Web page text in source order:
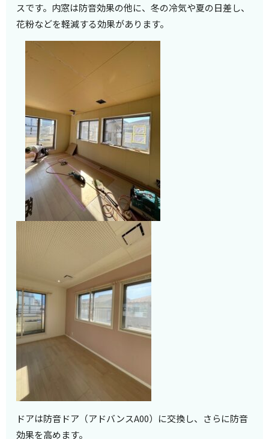
スです。内窓は防音効果の他に、冬の冷気や夏の日差し、
花粉などを軽減する効果があります。
ドアは防音ドア（アドバンスA00）に交換し、さらに防音
効果を高めます。